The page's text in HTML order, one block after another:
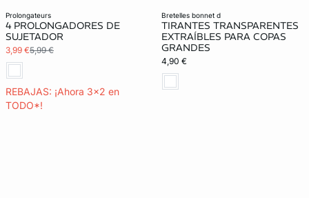
prolongateurs
4 PROLONGADORES DE
SUJETADOR
3,99 €5,99 €
REBAJAS: ¡Ahora 3x2 en
TODO*!
Lencería invisible
bretelles bonnet d
TIRANTES TRANSPARENTES
EXTRAÍBLES PARA COPAS
GRANDES
4,90 €